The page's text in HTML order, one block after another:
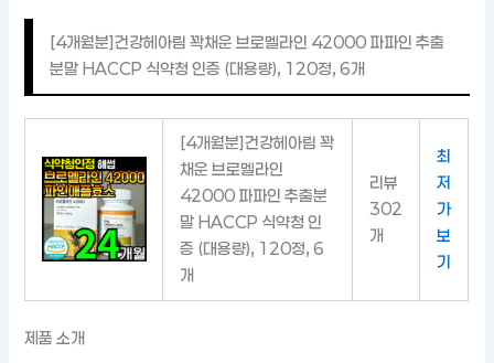
[4개월분]건강헤아림 꽉채운 브로멜라인 42000 파파인 추출
분말 HACCP 식약청 인증 (대용량), 120정, 6개
[4개월분]건강헤아림 꽉
채운 브로멜라인
42000 파파인 추출분
말 HACCP 식약청 인
증 (대용량), 120정, 6
개
리뷰
302
개
최
저
가
보
기
제품 소개